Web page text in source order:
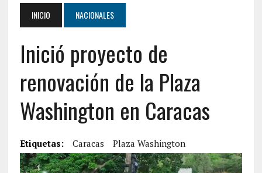
INICIO NACIONALES
Inició proyecto de
renovación de la Plaza
Washington en Caracas
Etiquetas: Caracas Plaza Washington